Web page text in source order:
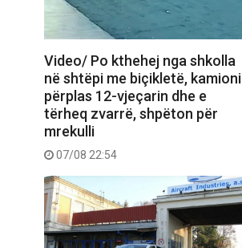
Video/ Po kthehej nga shkolla
në shtëpi me biçikletë, kamioni
përplas 12-vjeçarin dhe e
tërheq zvarrë, shpëton për
mrekulli
07/08 22:54